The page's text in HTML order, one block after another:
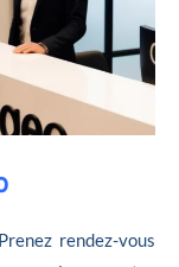
rendez-vous